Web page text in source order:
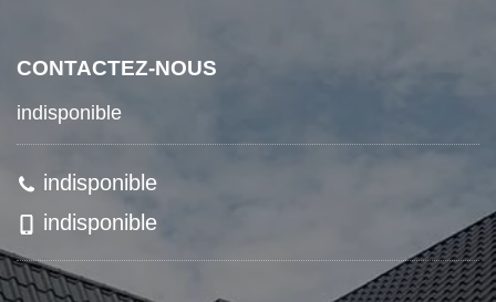
CONTACTEZ-NOUS
indisponible
indisponible
indisponible